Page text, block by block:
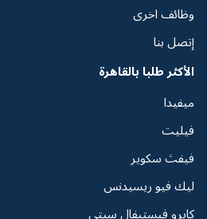
وظائف اخرى
إتصل بنا
الأكثر طلبا بالقاهرة
ميفيدا
فيليت
فيفث سكوير
ليك فيو ريسيدنس
كايرو فيستيفال سيتي